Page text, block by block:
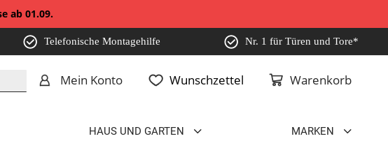
ab 01.09.
Telefonische Montagehilfe Nr. 1 für Türen und Tore*
Warenkorb
Mein Konto Wunschzettel
HAUS UND GARTEN MARKEN